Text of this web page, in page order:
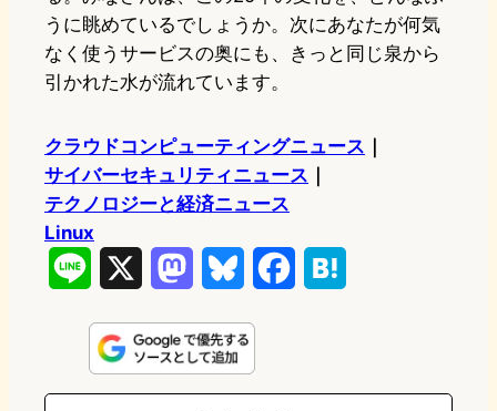
うに眺めているでしょうか。次にあなたが何気
なく使うサービスの奥にも、きっと同じ泉から
引かれた水が流れています。
クラウドコンピューティングニュース
サイバーセキュリティニュース
テクノロジーと経済ニュース
Linux
n
e
s
t
u
e
e
e